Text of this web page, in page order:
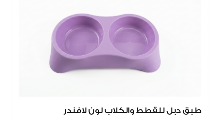
طبق دبل للقطط والكلاب لون لافندر